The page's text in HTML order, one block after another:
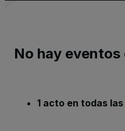
No hay eventos
1 acto en todas